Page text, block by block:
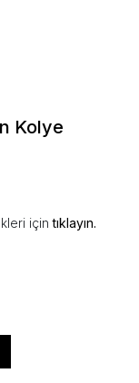
Kolye
içintıklayın.